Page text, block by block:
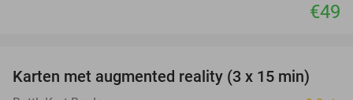
€49
35%
Karten met augmented reality (3 x 15 min)